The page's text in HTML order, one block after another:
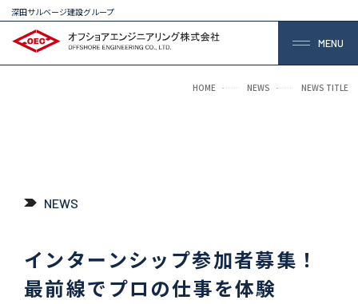
深田サルベージ建設グループ
MENU
HOME NEWS NEWS TITLE
NEWS
インターンシップ参加者募集！
最前線でプロの仕事を体験